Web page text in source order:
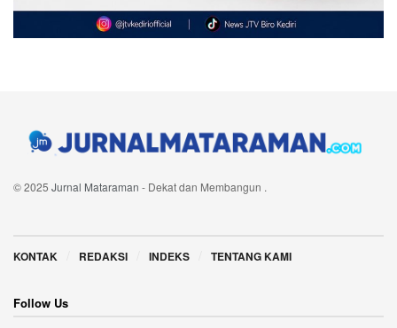
© 2025 Jurnal Mataraman - Dekat dan Membangun .
KONTAK REDAKSI INDEKS TENTANG KAMI
Follow Us